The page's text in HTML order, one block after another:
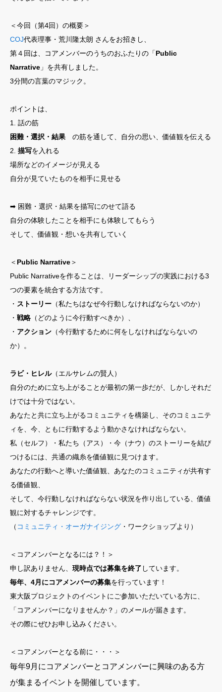
＜今回（第4回）の概要＞
COJ代表理事・荒川隆太朗 さんをお招きし、
第４回は、コアメンバーのうちのおふたりの「Public
Narrative 」を共有しました。
3分間の言葉のマジック。
ポイントは、
1. 話の筋
困難・選択・結果 の筋を通して、自分の思い、価値観を伝える
2. 描写を入れる
場所などのイメージが見える
自分が見ていたものを相手に見せる
➡︎ 困難・選択・結果を描写にのせて語る
自分の体験したことを相手にも体験してもらう
そして、価値観・想いを共有していく
＜ Public Narrative＞
Public Narrativeを作ることは、リーダーシップの実践における3
つの要素を統合する方法です。
・ ストーリー （私たちはなぜ今行動しなければならないのか）
・ 戦略 （どのように今行動すべきか）、
・ アクション （今行動するために何をしなければならないの
か）。
ラビ・ヒレル（エルサレムの賢人）
自分のために立ち上がることが最初の第一歩だが、しかしそれだ
けでは十分ではない。
あなたと共に立ち上がるコミュニティを構築し、そのコミュニテ
ィを、今、ともに行動するよう動かさなければならない。
私（セルフ）・私たち（アス）・今（ナウ）のストーリーを結び
つけるには、共通の織糸を価値観に見つけます。
あなたの行動へと導いた価値観、あなたのコミュニティが共有す
る価値観、
そして、今行動しなければならない状況を作り出している、価値
観に対するチャレンジです。
（ コミュニティ・オーガナイジング ・ワークショップより）
＜コアメンバーとなるには？！＞
申し訳ありません、 現時点では募集を終了 しています。
毎年、4月にコアメンバーの募集を行っています！
東大阪プロジェクトのイベントにご参加いただいている方に、
「コアメンバーになりませんか？」のメールが届きます。
その際にぜひお申し込みください。
＜コアメンバーとなる前に・・・＞
毎年9月にコアメンバーとコアメンバーに興味のある方
が集まるイベントを開催しています。